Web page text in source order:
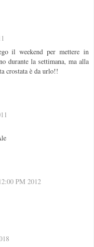
il weekend per mettere in
durante la settimana, ma alla
crostata è da urlo!!
PM 2012